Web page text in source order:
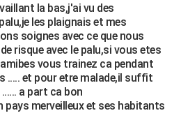
la bas,j'ai vu des
les plaignais et mes
soignes avec ce que nous
risque avec le palu,si vous etes
vous trainez ca pendant
..... et pour etre malade,il suffit
a part ca bon
pays merveilleux et ses habitants